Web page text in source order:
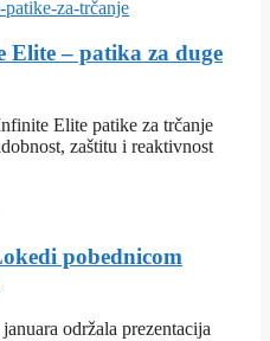
– patika za duge
Elite patike za trčanje
zaštitu i reaktivnost
pobednicom
održala prezentacija